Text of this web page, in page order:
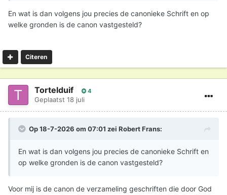
afgekondigd. Elk dogma is een vaststelling, verdieping en
verduidelijking van wat alreeds geloofd werd, maar door
algemeen christelijk geloof te bevestigen.
En wat is dan volgens jou precies de canonieke Schrift en op
welke gronden is de canon vastgesteld?
Citeren
Tortelduif 4
Geplaatst 18 juli
Op 18-7-2026 om 07:01 zei Robert Frans:
En wat is dan volgens jou precies de canonieke Schrift en
op welke gronden is de canon vastgesteld?
Voor mij is de canon de verzameling geschriften die door God